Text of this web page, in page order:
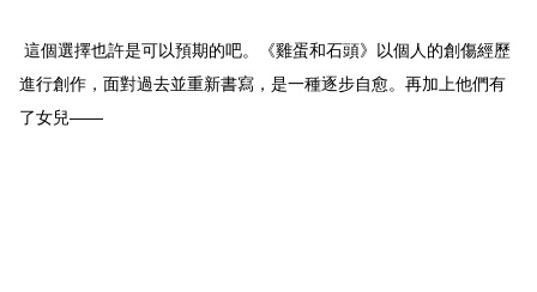
這個選擇也許是可以預期的吧。《雞蛋和石頭》以個人的創傷經歷
進行創作，面對過去並重新書寫，是一種逐步自愈。再加上他們有
了女兒——